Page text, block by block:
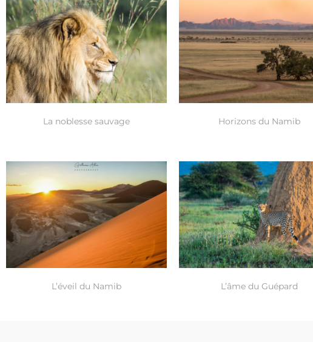
La noblesse sauvage Horizons du Namib
L’éveil du Namib L’âme du Guépard